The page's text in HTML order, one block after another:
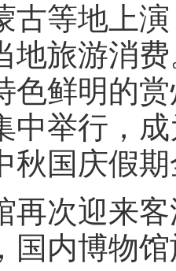
古等地上
地旅游消
色鲜明的
中举行，
秋国庆假
再次迎来
国内博物